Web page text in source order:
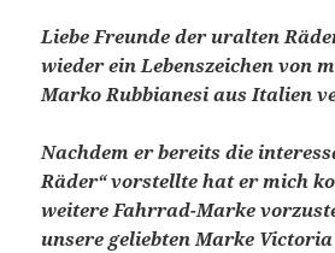
Liebe Freunde der uralten
wieder ein Lebenszeichen von
Marko Rubbianesi aus Italien
Nachdem er bereits die
Räder“ vorstellte hat er mich
weitere Fahrrad-Marke
unsere geliebten Marke